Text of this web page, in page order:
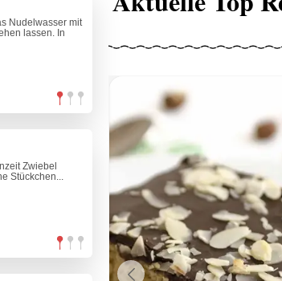
Nudelwasser mit
lassen. In
Zwiebel
Stückchen...